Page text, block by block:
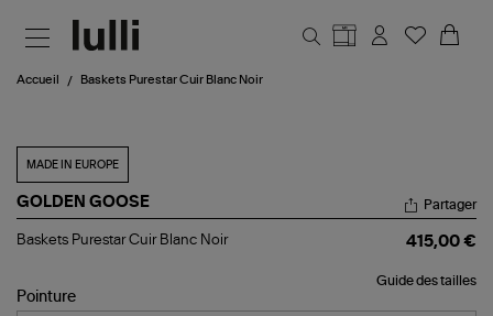
Accueil Baskets Purestar Cuir Blanc Noir
MADE IN EUROPE
GOLDEN GOOSE
Baskets
Blanc
Noir
Partager
Baskets Purestar Cuir Blanc Noir 415,00 €
Guide des tailles
Pointure